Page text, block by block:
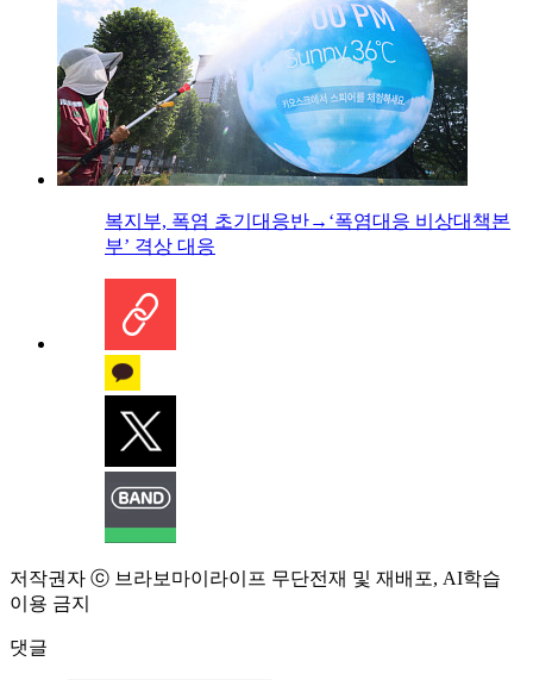
복지부, 폭염 초기대응반→‘폭염대응 비상대책본
부’ 격상 대응
저작권자 ⓒ 브라보마이라이프 무단전재 및 재배포, AI학습
이용 금지
댓글